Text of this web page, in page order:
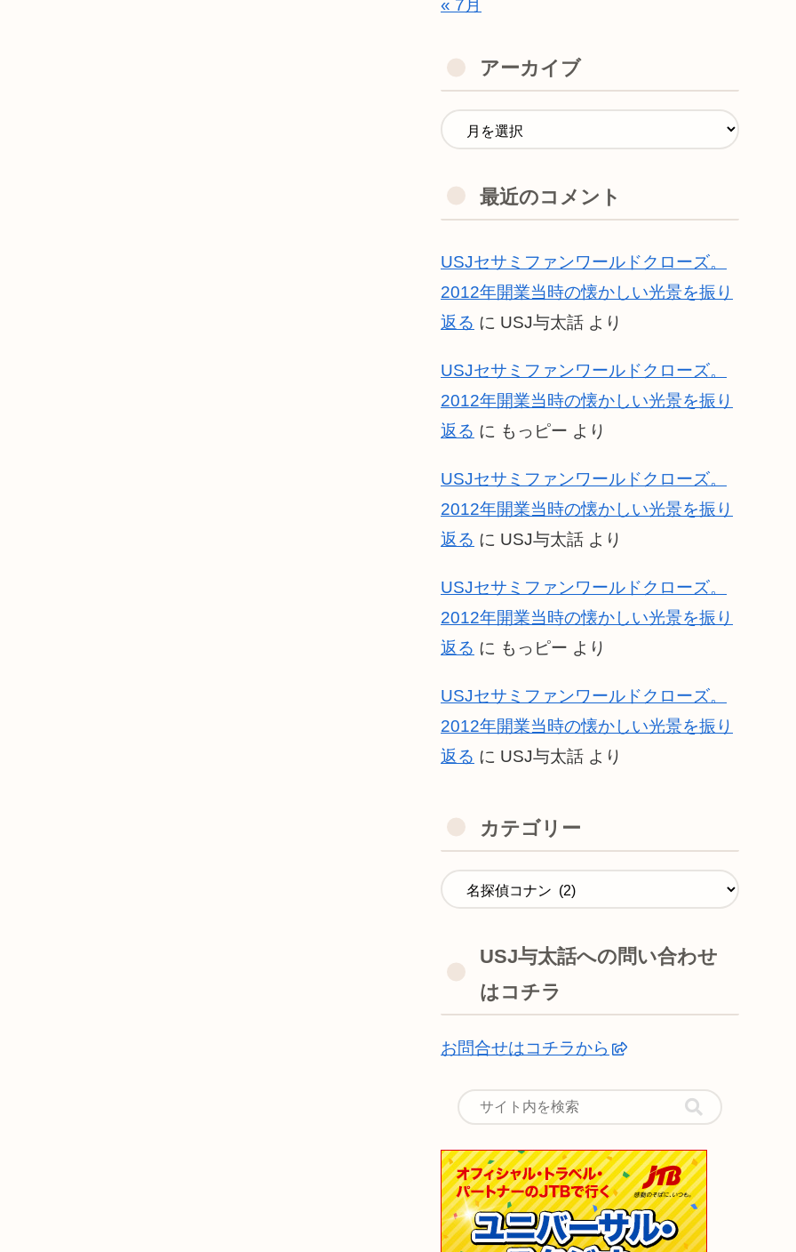
« 7月
アーカイブ
最近のコメント
USJセサミファンワールドクローズ。
2012年開業当時の懐かしい光景を振り
返る に USJ与太話 より
USJセサミファンワールドクローズ。
2012年開業当時の懐かしい光景を振り
返る に もっピー より
USJセサミファンワールドクローズ。
2012年開業当時の懐かしい光景を振り
返る に USJ与太話 より
USJセサミファンワールドクローズ。
2012年開業当時の懐かしい光景を振り
返る に もっピー より
USJセサミファンワールドクローズ。
2012年開業当時の懐かしい光景を振り
返る に USJ与太話 より
カテゴリー
USJ与太話への問い合わせ
はコチラ
お問合せはコチラから